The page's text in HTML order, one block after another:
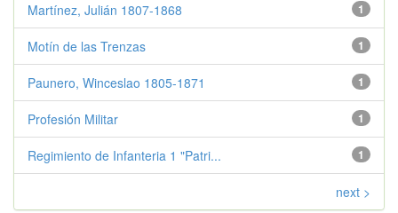
1
Martínez, Julián 1807-1868
1
Motín de las Trenzas
1
Paunero, Winceslao 1805-1871
1
Profesión Militar
1
Regimiento de Infanteria 1 "Patri...
next >